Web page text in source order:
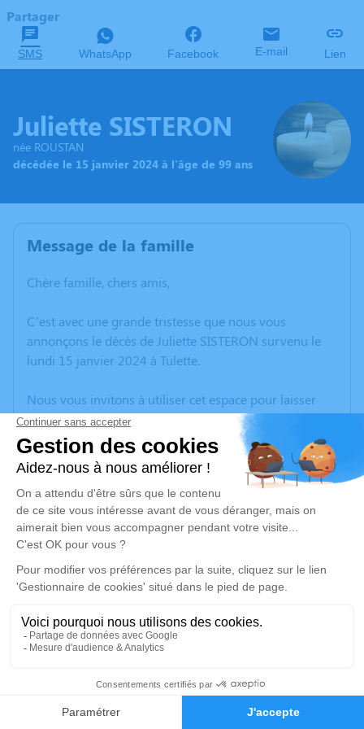
Faire-part Hommages
Partager
SMS WhatsApp Facebook E-mail Lien
Juliette SISTERON
née ROUSTAN
décédée le 15 janvier 2024 à l'âge de 99 ans
Message de la famille
Chère famille, chers amis,
C’est avec une grande tristesse que nous vous
annonçons le décès de Juliette SISTERON survenu le
lundi 15 janvier 2024 à Tulette.
Nous vous invitons à utiliser cet espace pour laisser
vos condoléances, partager des photos souvenirs, une
anecdote ou exprimer vos pensées à travers des
poèmes ou des textes. Cet endroit est un lieu
d'expression dédié à honorer la mémoire de Juliette
SISTERON.
Un service de plantation d’arbre hommage est
disponible ici.
Je rends hommage
Cérémonie religieuse
Église de Tulette
26790 Tulette